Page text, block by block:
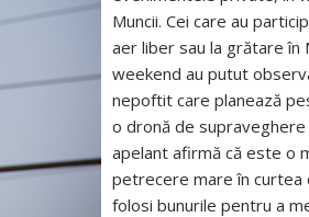
Muncii. Cei care au
aer liber sau la grătare în
weekend au putut
nepoftit care planează
o dronă de supraveghere
apelant afirmă că este o
petrecere mare în curtea
folosi bunurile pentru a